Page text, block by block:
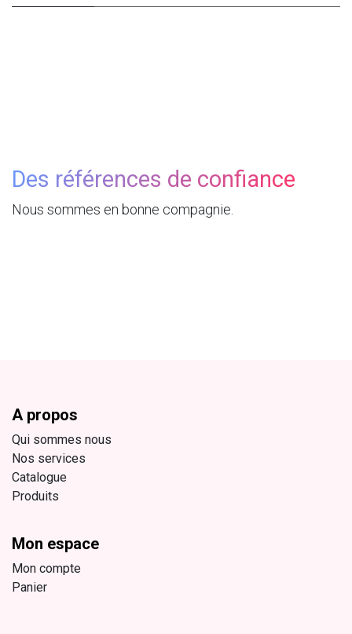
Des références de confiance
Nous sommes en bonne compagnie.
A propos
Qui sommes nous
Nos services
Catalogue
Produits
Mon espace
Mon compte
Panier